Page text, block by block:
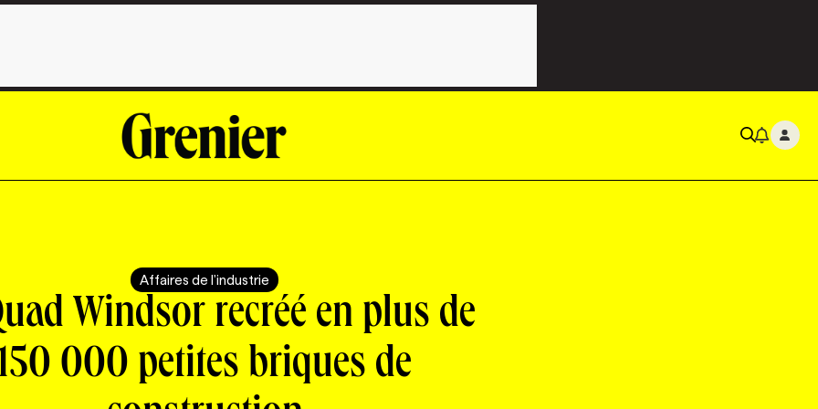
Affaires de l'industrie
Windsor recréé en plus de
000 petites briques de